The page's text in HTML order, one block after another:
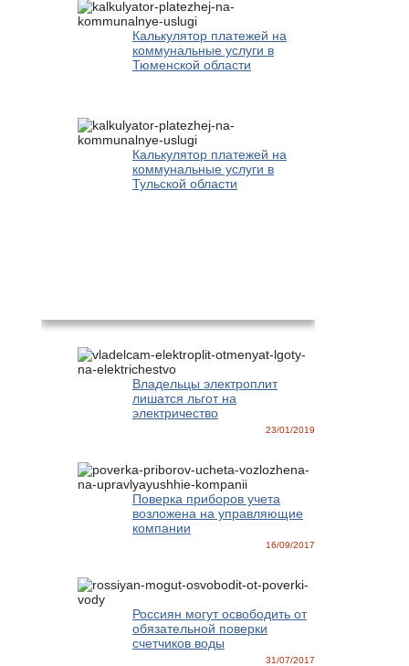
Калькулятор платежей на
коммунальные услуги в
Тюменской области
Калькулятор платежей на
коммунальные услуги в
Тульской области
Владельцы электроплит
лишатся льгот на
электричество
23/01/2019
Поверка приборов учета
возложена на управляющие
компании
16/09/2017
Россиян могут освободить от
обязательной поверки
счетчиков воды
31/07/2017